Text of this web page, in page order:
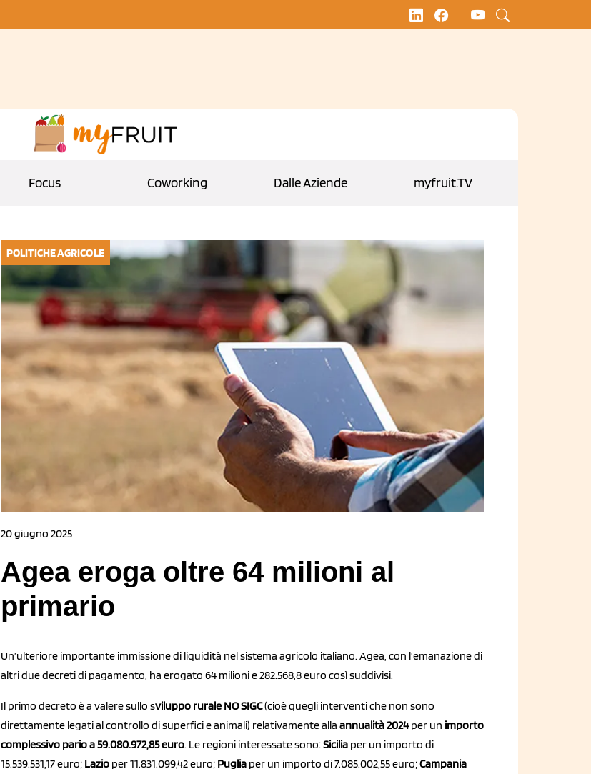
Focus Coworking Dalle Aziende myfruit.TV
POLITICHE AGRICOLE
20 giugno 2025
Agea eroga oltre 64 milioni al
primario
Un’ulteriore importante immissione di liquidità nel sistema agricolo italiano. Agea, con l’emanazione di
altri due decreti di pagamento, ha erogato 64 milioni e 282.568,8 euro così suddivisi.
Il primo decreto è a valere sullo sviluppo rurale NO SIGC(cioè quegli interventi che non sono
direttamente legati al controllo di superfici e animali) relativamente alla annualità 2024per un importo
complessivo pario a 59.080.972,85 euro. Le regioni interessate sono:Sicilia per un importo di
15.539.531,17 euro; Lazio per 11.831.099,42 euro; Puglia per un importo di 7.085.002,55 euro;Campania